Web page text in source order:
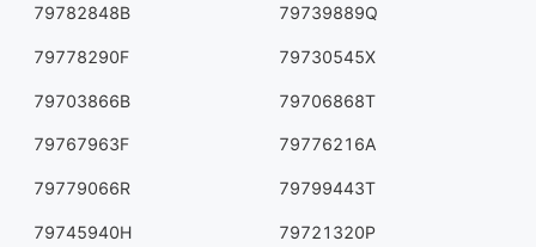
79782848B 79739889Q
79778290F 79730545X
79703866B 79706868T
79767963F 79776216A
79779066R 79799443T
79745940H 79721320P